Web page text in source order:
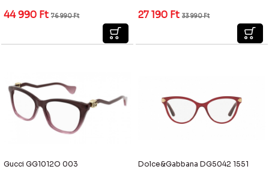
44 990 Ft 76 990Ft 27 190 Ft 33 990Ft
Gucci GG1012O 003 Dolce&Gabbana DG5042 1551